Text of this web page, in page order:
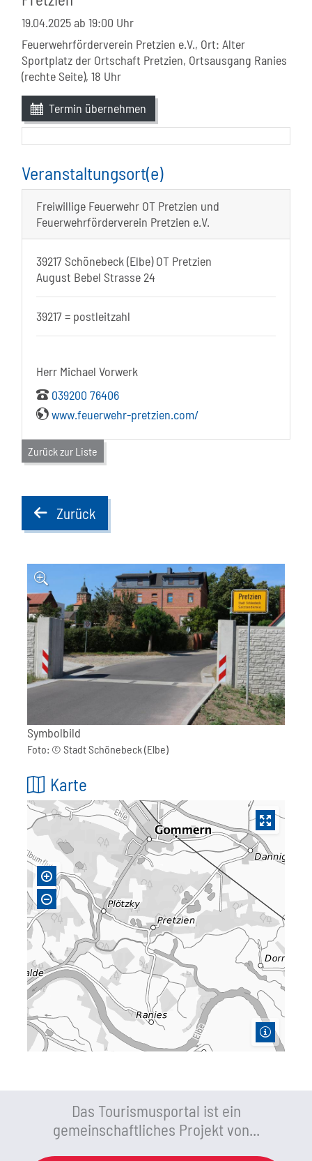
19.04.2025ab 19:00 Uhr
Feuerwehrförderverein Pretzien e.V., Ort: Alter
Sportplatz der Ortschaft Pretzien, Ortsausgang Ranies
(rechte Seite), 18 Uhr
Termin übernehmen
Veranstaltungsort(e)
Freiwillige Feuerwehr OT Pretzien und
Feuerwehrförderverein Pretzien e.V.
39217 Schönebeck (Elbe) OT Pretzien
August Bebel Strasse 24
39217 = postleitzahl
Herr Michael Vorwerk
039200 76406
www.feuerwehr-pretzien.com/
Zurück zur Liste
backZurück
Symbolbild
Foto: © Stadt Schönebeck (Elbe)
Karte
Das Tourismusportal ist ein
gemeinschaftliches Projekt von...